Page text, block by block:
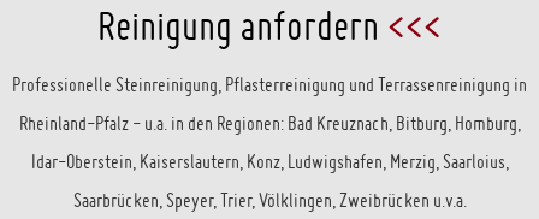
Reinigung anfordern <<<
Professionelle Steinreinigung, Pflasterreinigung und Terrassenreinigung in
Rheinland-Pfalz - u.a. in den Regionen: Bad Kreuznach, Bitburg, Homburg,
Idar-Oberstein, Kaiserslautern, Konz, Ludwigshafen, Merzig, Saarloius,
Saarbrücken, Speyer, Trier, Völklingen, Zweibrücken u.v.a.